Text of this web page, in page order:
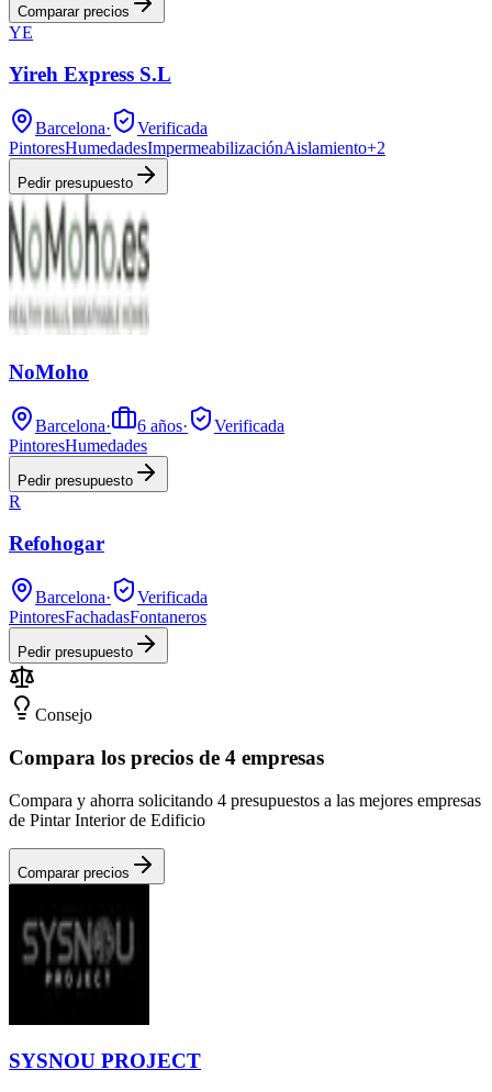
Comparar precios
YE
Yireh Express S.L
Barcelona·
Verificada
PintoresHumedadesImpermeabilizaciónAislamiento+2
Pedir presupuesto
NoMoho
Barcelona· 6 años·
Verificada
PintoresHumedades
Pedir presupuesto
R
Refohogar
Barcelona·
Verificada
PintoresFachadasFontaneros
Pedir presupuesto
Consejo
Compara los precios de 4 empresas
Compara y ahorra solicitando 4 presupuestos a las mejores empresas
de Pintar Interior de Edificio
Comparar precios
SYSNOU PROJECT